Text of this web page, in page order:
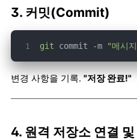
3. 커밋(Commit)
git commit -m "메시
변경 사항을 기록. "저장 완료!"
4. 원격 저장소 연결